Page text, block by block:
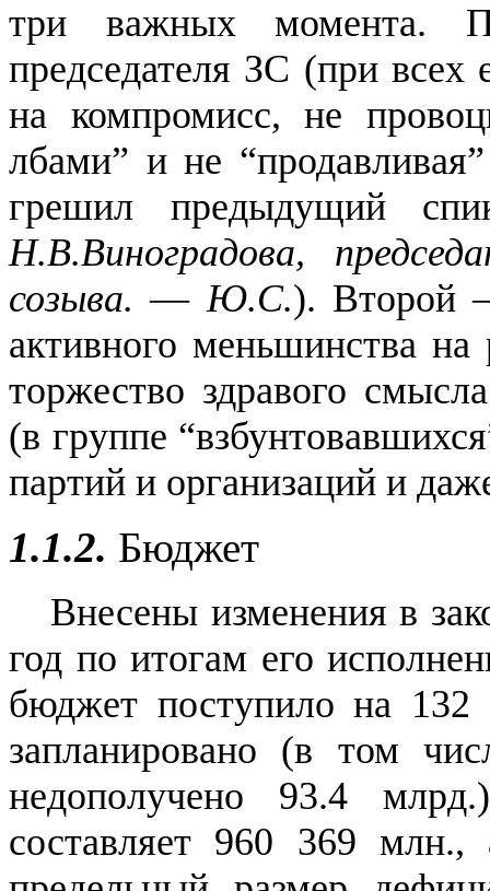
три важных момента.
председателя ЗС (при всех
на компромисс, не
лбами” и не
грешил предыдущий
Н.В.Виноградова,
созыва. —Ю.С.). Второй
активного меньшинства
торжество здравого
(в группе
партий и организаций и
1.1.2. Бюджет
Внесены изменения в
год по итогам его
бюджет поступило на
запланировано (в том
недополучено 93.4
составляет 960 369